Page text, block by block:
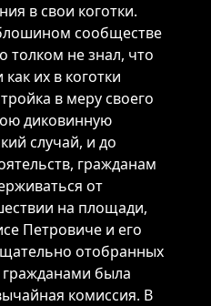
в свои коготки.
сообществе
толком не знал, что
их в коготки
в меру своего
диковинную
случай, и до
гражданам
от
на площади,
Петровиче и его
отобранных
была
комиссия. В